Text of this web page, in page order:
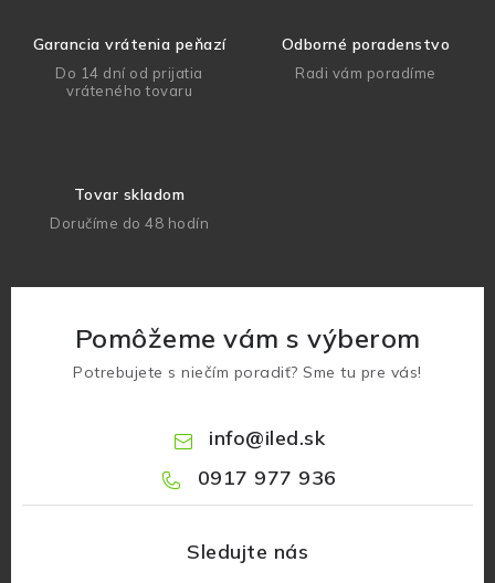
Garancia vrátenia peňazí
Do 14 dní od prijatia
vráteného tovaru
Odborné poradenstvo
Radi vám poradíme
Tovar skladom
Doručíme do 48 hodín
Pomôžeme vám s výberom
Potrebujete s niečím poradiť? Sme tu pre vás!
info@iled.sk
0917 977 936